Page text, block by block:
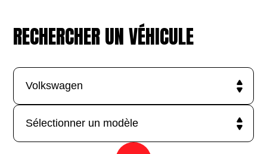
RECHERCHER UN VÉHICULE